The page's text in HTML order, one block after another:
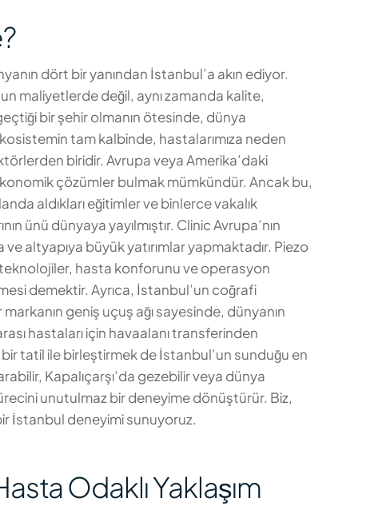
dört bir yanından İstanbul’a akın ediyor.
maliyetlerde değil, aynı zamanda kalite,
bir şehir olmanın ötesinde, dünya
tam kalbinde, hastalarımıza neden
biridir. Avrupa veya Amerika’daki
çözümler bulmak mümkündür. Ancak bu,
aldıkları eğitimler ve binlerce vakalık
ünü dünyaya yayılmıştır. Clinic Avrupa’nın
altyapıya büyük yatırımlar yapmaktadır. Piezo
hasta konforunu ve operasyon
demektir. Ayrıca, İstanbul’un coğrafi
geniş uçuş ağı sayesinde, dünyanın
hastaları için havaalanı transferinden
tatil ile birleştirmek de İstanbul’un sunduğu en
Kapalıçarşı’da gezebilir veya dünya
unutulmaz bir deneyime dönüştürür. Biz,
İstanbul deneyimi sunuyoruz.
Odaklı Yaklaşım